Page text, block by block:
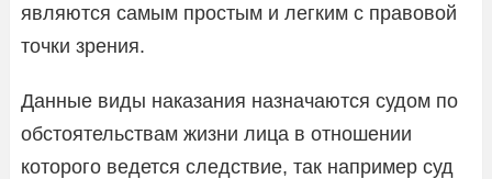
являются самым простым и легким с правовой
точки зрения.
Данные виды наказания назначаются судом по
обстоятельствам жизни лица в отношении
которого ведется следствие, так например суд